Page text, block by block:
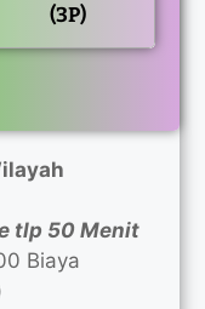
(3P)
tlp 50 Menit
Biaya